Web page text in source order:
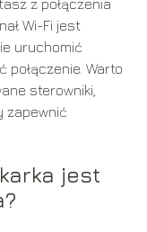
z połączenia
Wi-Fi jest
uruchomić
połączenie. Warto
sterowniki,
zapewnić
jest